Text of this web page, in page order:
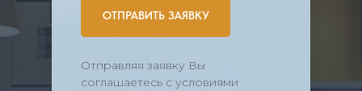
ОТПРАВИТЬ ЗАЯВКУ
Отправляя заявку Вы
соглашаетесь с условиями